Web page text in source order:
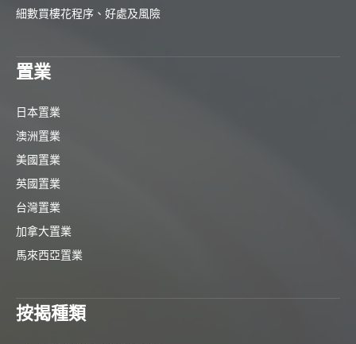
細數買樓花程序、好處及風險
置業
日本置業
澳洲置業
美國置業
英國置業
台灣置業
加拿大置業
馬來西亞置業
按揭種類